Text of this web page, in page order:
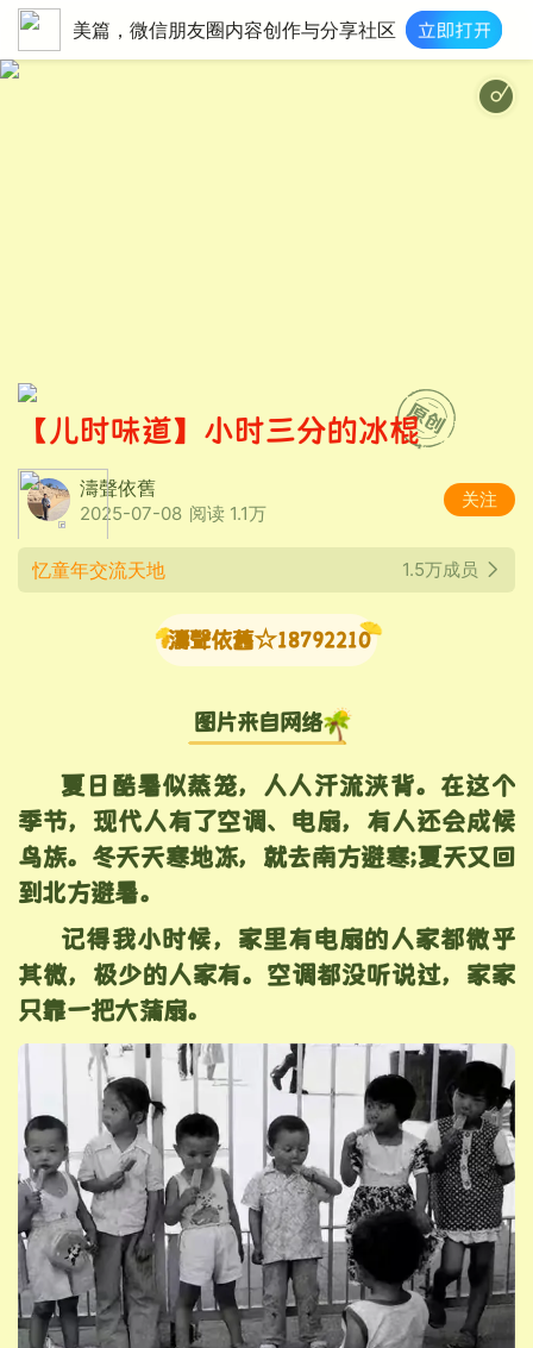
美篇，微信朋友圈内容创作与分享社区
【儿时味道】小时三分的冰棍
濤聲依舊
2025-07-08 阅读 1.1万
关注
忆童年交流天地 1.5万成员
濤聲依舊☆18792210
图片来自网络
夏日酷暑似蒸笼，人人汗流浃背。在这个
季节，现代人有了空调、电扇，有人还会成候
鸟族。冬天天寒地冻，就去南方避寒;夏天又回
到北方避暑。
记得我小时候，家里有电扇的人家都微乎
其微，极少的人家有。空调都没听说过，家家
只靠一把大蒲扇。